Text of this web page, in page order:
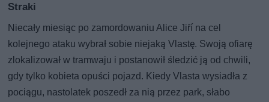
Straki
Niecały miesiąc po zamordowaniu Alice Jiří na cel
kolejnego ataku wybrał sobie niejaką Vlastę. Swoją ofiarę
zlokalizował w tramwaju i postanowił śledzić ją od chwili,
gdy tylko kobieta opuści pojazd. Kiedy Vlasta wysiadła z
pociągu, nastolatek poszedł za nią przez park, słabo